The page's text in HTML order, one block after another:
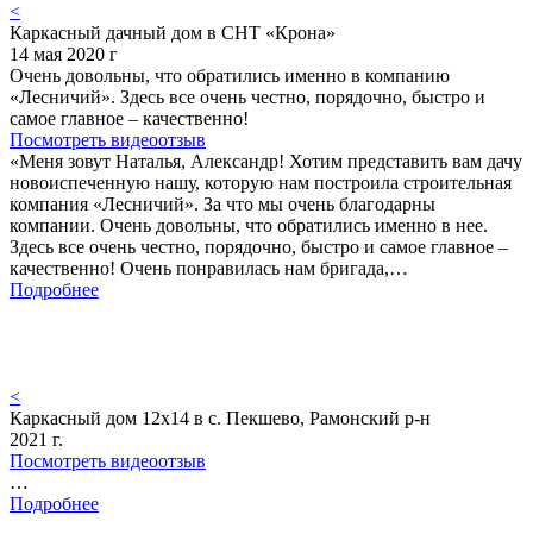
<
Каркасный дачный дом в СНТ «Крона»
14 мая 2020 г
Очень довольны, что обратились именно в компанию
«Лесничий». Здесь все очень честно, порядочно, быстро и
самое главное – качественно!
Посмотреть видеоотзыв
«Меня зовут Наталья, Александр! Хотим представить вам дачу
новоиспеченную нашу, которую нам построила строительная
компания «Лесничий». За что мы очень благодарны
компании. Очень довольны, что обратились именно в нее.
Здесь все очень честно, порядочно, быстро и самое главное –
качественно! Очень понравилась нам бригада,…
Подробнее
<
Каркасный дом 12х14 в с. Пекшево, Рамонский р-н
2021 г.
Посмотреть видеоотзыв
…
Подробнее